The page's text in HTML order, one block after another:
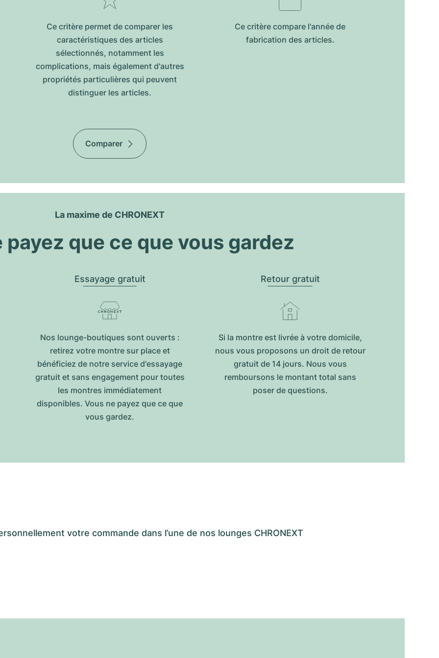
Ce critère permet de comparer les
caractéristiques des articles
sélectionnés, notamment les
complications, mais également d'autres
propriétés particulières qui peuvent
distinguer les articles.
Ce critère compare l'année de
fabrication des articles.
Comparer
La maxime de CHRONEXT
payez que ce que vous gardez
Essayage gratuit
Nos lounge-boutiques sont ouverts :
retirez votre montre sur place et
bénéficiez de notre service d'essayage
gratuit et sans engagement pour toutes
les montres immédiatement
disponibles. Vous ne payez que ce que
vous gardez.
Retour gratuit
Si la montre est livrée à votre domicile,
nous vous proposons un droit de retour
gratuit de 14 jours. Nous vous
remboursons le montant total sans
poser de questions.
votre commande dans l’une de nos lounges CHRONEXT